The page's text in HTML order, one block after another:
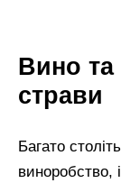
Вино та
страви
Багато
виноробство,